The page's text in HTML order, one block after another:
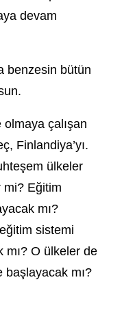
devam
benzesin bütün
çalışan
Finlandiya’yı.
ülkeler
mi? Eğitim
mı?
sistemi
mı? O ülkeler de
mı?